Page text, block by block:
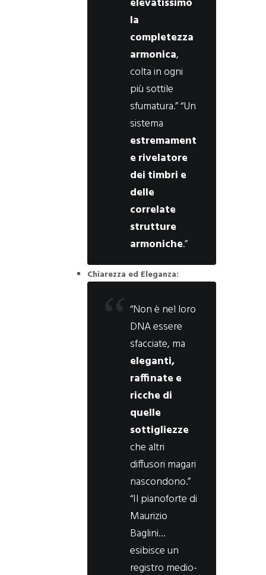
la
completezza
armonica,
colta in ogni
più sottile
sfumatura.” “Un
sistema
estremament
e rivelatore
dei timbri e
delle
correlate
strutture
armoniche.”
Chiarezza ed Eleganza:
“Non è nel loro
DNA essere
sfacciate, ma
eleganti,
raffinate e
ricche di
quelle
sottigliezze
che altri
diffusori magari
nascondono.”
“Il pianoforte di
Maurizio
Baglini…
esibisce un
registro medio-